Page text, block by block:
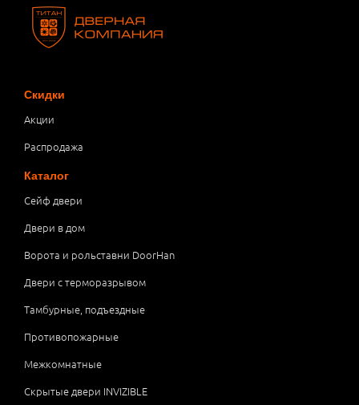
Скидки
Акции
Распродажа
Каталог
Сейф двери
Двери в дом
Ворота и рольставни DoorHan
Двери с терморазрывом
Тамбурные, подъездные
Противопожарные
Межкомнатные
Скрытые двери INVIZIBLE